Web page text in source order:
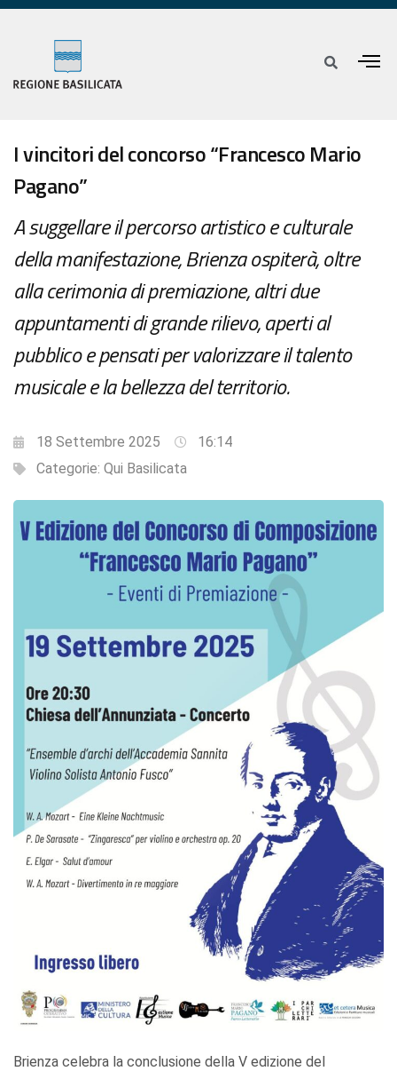
I vincitori del concorso “Francesco Mario
Pagano”
A suggellare il percorso artistico e culturale
della manifestazione, Brienza ospiterà, oltre
alla cerimonia di premiazione, altri due
appuntamenti di grande rilievo, aperti al
pubblico e pensati per valorizzare il talento
musicale e la bellezza del territorio.
18 Settembre 2025
16:14
Categorie: Qui Basilicata
Brienza celebra la conclusione della V edizione del